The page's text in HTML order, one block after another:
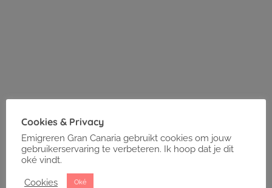
Cookies & Privacy
Emigreren Gran Canaria gebruikt cookies om jouw
gebruikerservaring te verbeteren. Ik hoop dat je dit
oké vindt.
Cookies Oké